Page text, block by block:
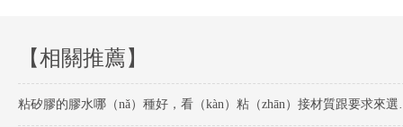
【相關推薦】
粘矽膠的膠水